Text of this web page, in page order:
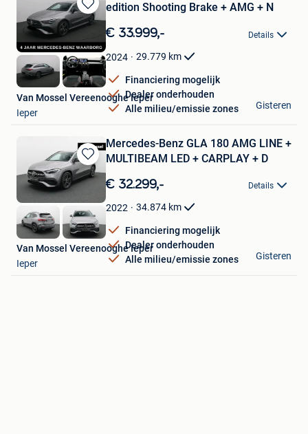
Bewaren
in
Mijn
Favorieten
edition Shooting Brake + AMG + N
€ 33.999,- Details
2024 29.779 km
Financiering mogelijk
Dealer onderhouden
Alle milieu/emissie zones
Van Mossel Vereenooghe Ieper
Ieper
Gisteren
Bewaren
in
Favorieten
Mercedes-Benz GLA 180 AMG LINE +
MULTIBEAM LED + CARPLAY + D
€ 32.299,- Details
2022 34.874 km
Financiering mogelijk
Dealer onderhouden
Alle milieu/emissie zones
Van Mossel Vereenooghe Ieper
Ieper
Gisteren